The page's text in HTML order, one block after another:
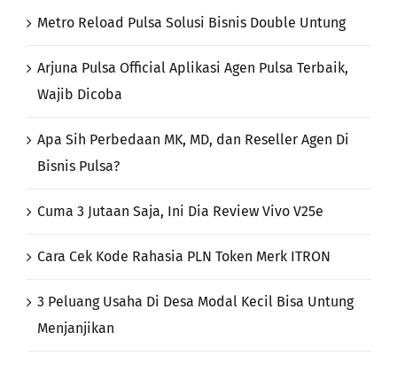
Metro Reload Pulsa Solusi Bisnis Double Untung
Arjuna Pulsa Official Aplikasi Agen Pulsa Terbaik,
Wajib Dicoba
Apa Sih Perbedaan MK, MD, dan Reseller Agen Di
Bisnis Pulsa?
Cuma 3 Jutaan Saja, Ini Dia Review Vivo V25e
Cara Cek Kode Rahasia PLN Token Merk ITRON
3 Peluang Usaha Di Desa Modal Kecil Bisa Untung
Menjanjikan